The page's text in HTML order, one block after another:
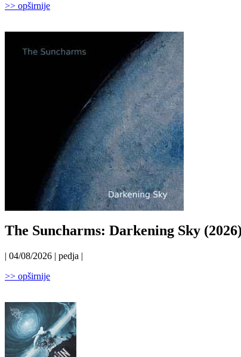
>> opširnije
The Suncharms: Darkening Sky (2026)
| 04/08/2026 | pedja |
>> opširnije